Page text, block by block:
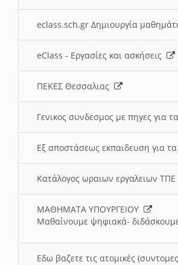
eclass.sch.gr Δημιουργία
eClass - Εργασίες και ασκήσεις
ΠΕΚΕΣ Θεσσαλιας
Γενικος συνδεσμος με πηγες για
Εξ αποστάσεως εκπαιδευση για
Κατάλογος ωραιων εργαλειων ΤΠΕ
ΜΑΘΗΜΑΤΑ ΥΠΟΥΡΓΕΙΟΥ
Μαθαίνουμε ψηφιακά-
Εδω βαζετε τις ατομικές